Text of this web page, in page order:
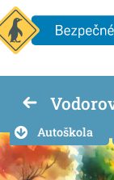
Autoškola